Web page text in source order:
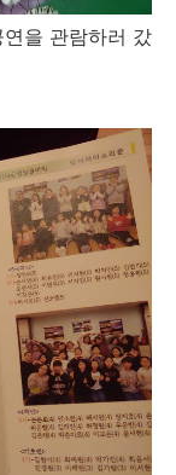
을 관람하러 갔